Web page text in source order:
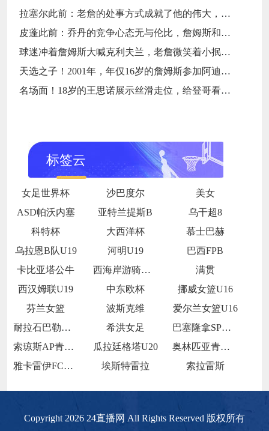
拉塞尔此前：老詹的处事方式成就了他的伟大，他是没有缺点的球员
皮蓬此前：乔丹的竞争心态无与伦比，詹姆斯和他没有可比性
球迷冲着詹姆斯大喊克利夫兰，老詹微笑着小抿一口香槟
天选之子！2001年，年仅16岁的詹姆斯参加阿迪达斯的训练营
名场面！18岁的王思诺展示丝滑走位，给登哥看得一愣一愣的
标签云
女足世界杯 沙巴度尔
美女
ASD帕沃内塞
亚特兰提斯B
乌干超8
科特杯
大西洋杯
慕士巴赫
乌拉恩B队U19
河明U19
巴西FPB
卡比亚塔公牛
西海岸游骑兵女足
满贯
西汉姆联U19
中东欧杯
挪威女篮U16
芬兰女篮
波斯克维
爱尔兰女篮U16
耐拉石巴勒鲁普
希洪女足
巴塞隆拿SP青年队
索琼斯AP青年队
瓜拉廷格塔U20
奥林匹亚青年队
雅卡雷伊FCU20
埃斯特雷拉 索拉雷斯
Copyright 2026 24直播网 All Rights Reserved 版权所有